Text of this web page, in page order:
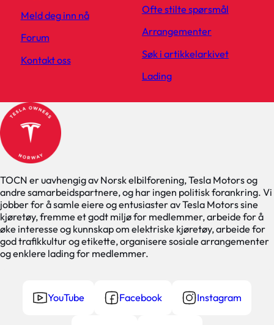
TOCN er uavhengig av Norsk elbilforening, Tesla Motors og
andre samarbeidspartnere, og har ingen politisk forankring. Vi
jobber for å samle eiere og entusiaster av Tesla Motors sine
kjøretøy, fremme et godt miljø for medlemmer, arbeide for å
øke interesse og kunnskap om elektriske kjøretøy, arbeide for
god trafikkultur og etikette, organisere sosiale arrangementer
og enklere lading for medlemmer.
YouTube Facebook Instagram
Meld deg inn nå
Forum
Kontakt oss
Ofte stilte spørsmål
Arrangementer
Søk i artikkelarkivet
Lading